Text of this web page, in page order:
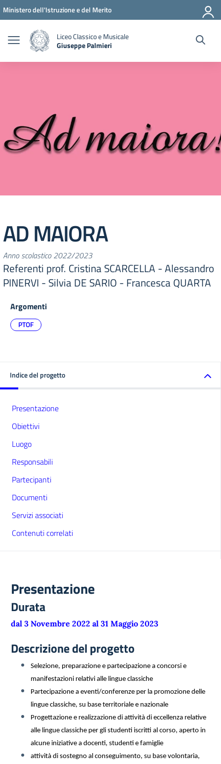
Vai ai contenuti
Vai al menu di navigazione
Vai al footer
Ministero dell'Istruzione e del Merito
Liceo Classico e Musicale
Giuseppe Palmieri
AD MAIORA
Anno scolastico 2022/2023
Referenti prof. Cristina SCARCELLA - Alessandro
PINERVI - Silvia DE SARIO - Francesca QUARTA
Argomenti
PTOF
Indice del progetto
Presentazione
Obiettivi
Luogo
Responsabili
Partecipanti
Documenti
Servizi associati
Contenuti correlati
Presentazione
Durata
dal 3 Novembre 2022 al 31 Maggio 2023
Descrizione del progetto
Selezione, preparazione e partecipazione a concorsi e
manifestazioni relativi alle lingue classiche
Partecipazione a eventi/conferenze per la promozione delle
lingue classiche, su base territoriale e nazionale
Progettazione e realizzazione di attività di eccellenza relative
alle lingue classiche per gli studenti iscritti al corso, aperto in
alcune iniziative a docenti, studenti e famiglie
attività di sostegno al conseguimento, su base volontaria,